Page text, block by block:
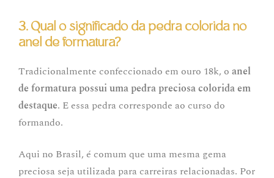
3. Qual o significado da pedra colorida no
anel de formatura?
Tradicionalmente confeccionado em ouro 18k, o anel
de formatura possui uma pedra preciosa colorida em
destaque. E essa pedra corresponde ao curso do
formando.
Aqui no Brasil, é comum que uma mesma gema
preciosa seja utilizada para carreiras relacionadas. Por